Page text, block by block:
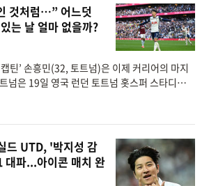
것처럼…” 어느덧
는 날 얼마 없을까?
틴’ 손흥민(32, 토트넘)은 이제 커리어의 마지
넘은 19일 영국 런던 토트넘 홋스퍼 스타디움에
드 UTD, '박지성 감
파...아이콘 매치 완